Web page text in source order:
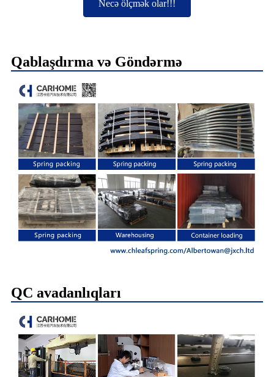
Necə ölçmək olar!!!
Qablaşdırma və Göndərmə
QC avadanlıqları